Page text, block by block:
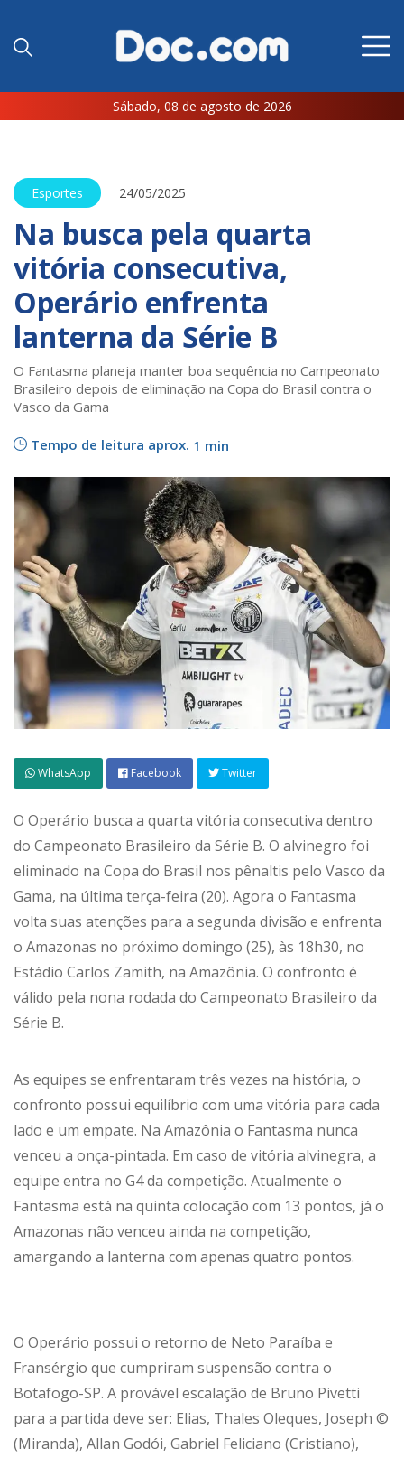
Sábado, 08 de agosto de 2026
Esportes 24/05/2025
Na busca pela quarta
vitória consecutiva,
Operário enfrenta
lanterna da Série B
O Fantasma planeja manter boa sequência no Campeonato
Brasileiro depois de eliminação na Copa do Brasil contra o
Vasco da Gama
Tempo de leitura aprox. 1 min
WhatsApp Facebook Twitter
O Operário busca a quarta vitória consecutiva dentro
do Campeonato Brasileiro da Série B. O alvinegro foi
eliminado na Copa do Brasil nos pênaltis pelo Vasco da
Gama, na última terça-feira (20). Agora o Fantasma
volta suas atenções para a segunda divisão e enfrenta
o Amazonas no próximo domingo (25), às 18h30, no
Estádio Carlos Zamith, na Amazônia. O confronto é
válido pela nona rodada do Campeonato Brasileiro da
Série B.
As equipes se enfrentaram três vezes na história, o
confronto possui equilíbrio com uma vitória para cada
lado e um empate. Na Amazônia o Fantasma nunca
venceu a onça-pintada. Em caso de vitória alvinegra, a
equipe entra no G4 da competição. Atualmente o
Fantasma está na quinta colocação com 13 pontos, já o
Amazonas não venceu ainda na competição,
amargando a lanterna com apenas quatro pontos.
O Operário possui o retorno de Neto Paraíba e
Fransérgio que cumpriram suspensão contra o
Botafogo-SP. A provável escalação de Bruno Pivetti
para a partida deve ser: Elias, Thales Oleques, Joseph ©
(Miranda), Allan Godói, Gabriel Feliciano (Cristiano),